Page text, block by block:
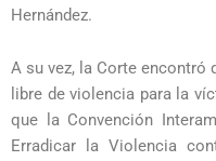
Hernández.
A su vez, la Corte encontró
libre de violencia para la
que la Convención
Erradicar la Violencia